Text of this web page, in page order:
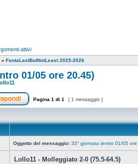
attivi
» FantaLastButNotLeast 2025-2026
01/05 ore 20.45)
Pagina 1 di 1 [ 1 messaggio ]
Oggetto del messaggio: 33° giornata (entro 01/05
Lollo11 - Molleggiato 2-0 (75.5-64.5)